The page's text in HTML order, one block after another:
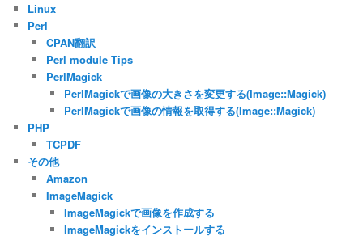
Linux
Perl
CPAN翻訳
Perl module Tips
PerlMagick
PerlMagickで画像の大きさを変更する(Image::Magick)
PerlMagickで画像の情報を取得する(Image::Magick)
PHP
TCPDF
その他
Amazon
ImageMagick
ImageMagickで画像を作成する
ImageMagickをインストールする